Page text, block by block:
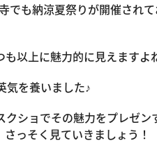
も納涼夏祭りが開催され
以上に魅力的に見えますよ
気を養いました♪
ショでその魅力をプレゼ
っそく見ていきましょう！